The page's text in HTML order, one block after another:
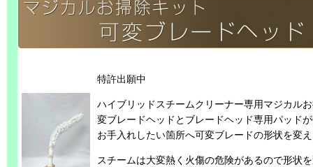
特許出願中
ハイブリッドスチームクリーナー専用マジカル
変ブレードヘッドとブレードヘッド専用パッド
お手入れしたい箇所へ可変ブレードの形状を変
スチームは大変熱く火傷の危険があるので形状